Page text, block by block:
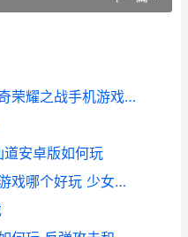
名扬沙城高爆传奇和佣兵传奇荣耀之战手机游戏哪个好 名扬沙城有多少版本
安卓版如何玩
少女养成记和微微剑仙手机游戏哪个好玩 少女养成记无限金币版